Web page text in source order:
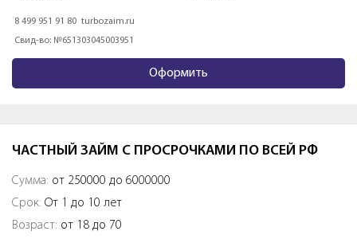
8 800 333 10 60 dozarplati.com
Свид-во: №65-14-031-40-005467
Оформить
ЧАСТНЫЙ ЗАЙМ С ПРОСРОЧКАМИ ПО ВСЕЙ РФ
Сумма: от 250000 до 6000000
Срок: От 1 до 10 лет
Возраст: от 18 до 70